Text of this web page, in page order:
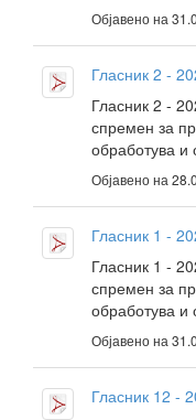
Објавено на
Гласник 2 -
Гласник 2 -
спремен за
обработува и
Објавено на
Гласник 1 -
Гласник 1 -
спремен за
обработува и
Објавено на
Гласник 12 -